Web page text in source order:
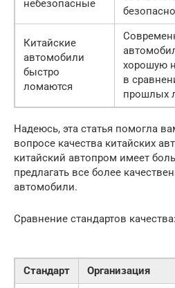
небезопасные
Китайские
автомобили
быстро
ломаются
хорошую
в
прошлых
Надеюсь, эта статья помогла
вопросе качества китайских
китайский автопром имеет
предлагать все более
автомобили.
Сравнение стандартов качества:
Стандарт Организация